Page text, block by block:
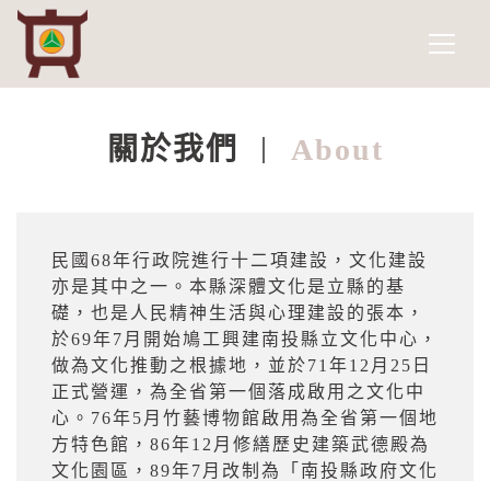
南投縣政府文化局
網頁導覽
關於我們 About
:::
民國 68年行政院進行十二項建設，文化建設
亦是其中之一。本縣深體文化是立縣的基
礎，也是人民精神生活與心理建設的張本，
於69年7 月開始鳩工興建南投縣立文化中心，
做為文化推動之根據地，並於71 年12 月 25 日
正式營運，為全省第一個落成啟用之文化中
心。 76年5 月竹藝博物館啟用為全省第一個地
方特色館， 86年12 月修繕歷史建築武德殿為
文化園區， 89年7 月改制為「南投縣政府文化